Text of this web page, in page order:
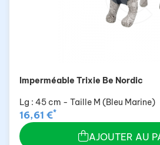
Imperméable Trixie Be Nordic
Lg : 45 cm - Taille M (Bleu Marine)
16,61 €*
AJOUTER AU